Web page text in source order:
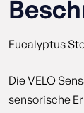
Eucalyptus
Die VELO
sensorische